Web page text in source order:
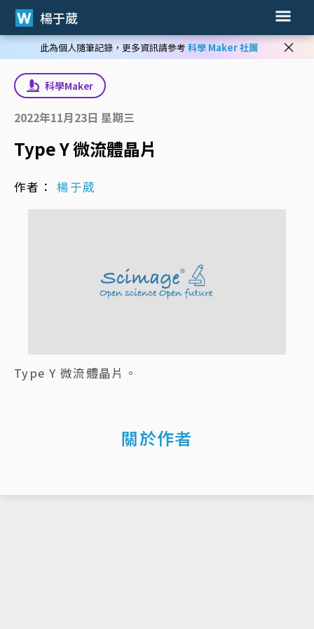
楊于葳
此為個人隨筆記錄，更多資訊請參考 科學 Maker 社團 ×
科學Maker
2022年11月23日 星期三
Type Y 微流體晶片
作者： 楊于葳
Type Y 微流體晶片。
關於作者